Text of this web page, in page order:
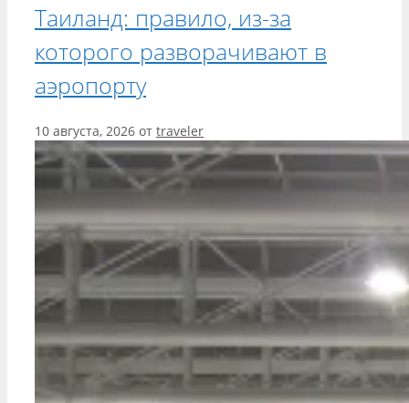
Таиланд: правило, из-за
которого разворачивают в
аэропорту
10 августа, 2026 от traveler